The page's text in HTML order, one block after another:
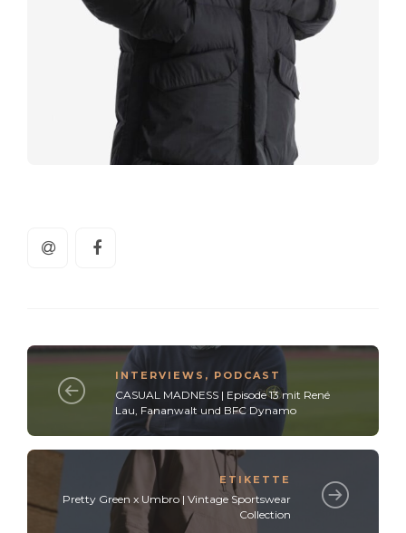
INTERVIEWS , PODCAST
CASUAL MADNESS | Episode 13 mit René
Lau, Fananwalt und BFC Dynamo
ETIKETTE
Pretty Green x Umbro | Vintage Sportswear
Collection